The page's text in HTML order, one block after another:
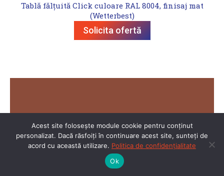
Tablă fălțuită Click culoare RAL 8004, finisaj mat
(Wetterbest)
Solicita ofertă
Acest site folosește module cookie pentru conținut
personalizat. Dacă răsfoiți în continuare acest site, sunteți de
acord cu această utilizare. Politica de confidențialitate
Ok